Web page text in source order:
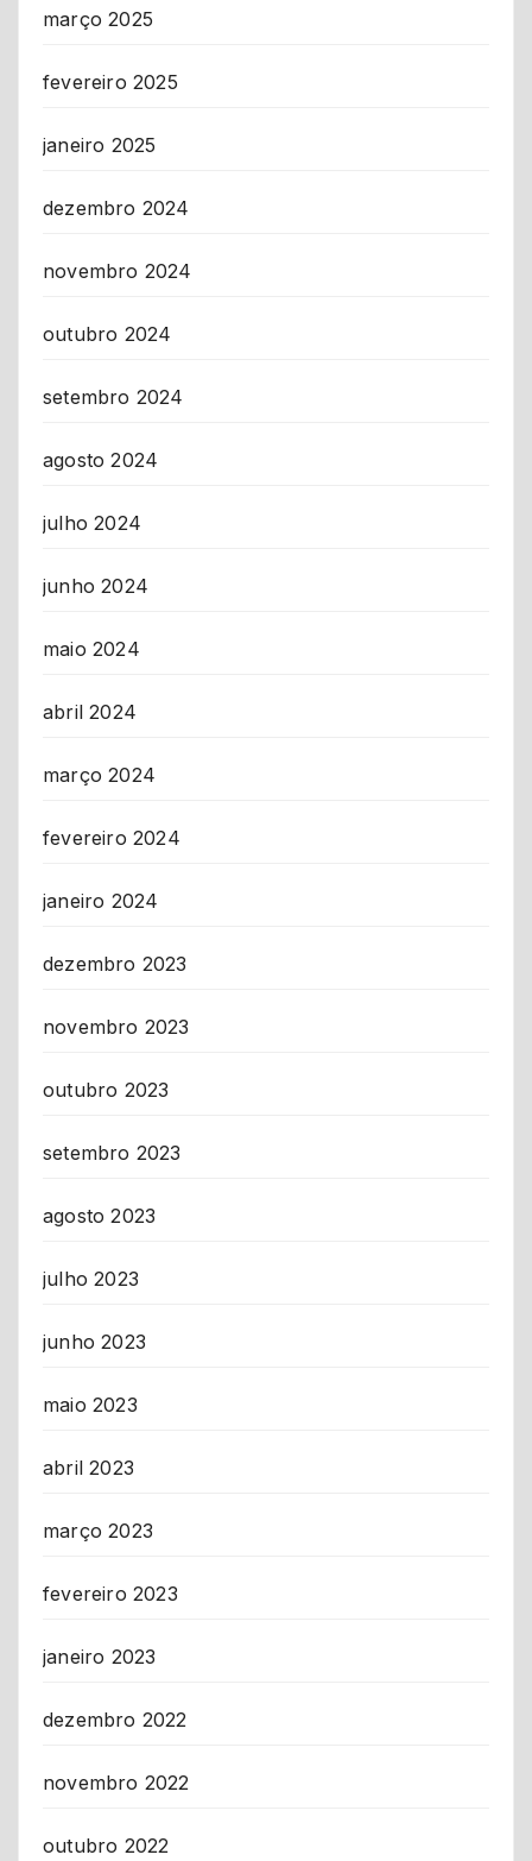
março 2025
fevereiro 2025
janeiro 2025
dezembro 2024
novembro 2024
outubro 2024
setembro 2024
agosto 2024
julho 2024
junho 2024
maio 2024
abril 2024
março 2024
fevereiro 2024
janeiro 2024
dezembro 2023
novembro 2023
outubro 2023
setembro 2023
agosto 2023
julho 2023
junho 2023
maio 2023
abril 2023
março 2023
fevereiro 2023
janeiro 2023
dezembro 2022
novembro 2022
outubro 2022